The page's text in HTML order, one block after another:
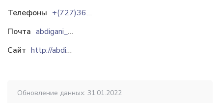
Телефоны
+(727)360-56-00
Почта
abdigani_88@mail.ru
Сайт
http://abdiganiev.kz
Обновление данных: 31.01.2022